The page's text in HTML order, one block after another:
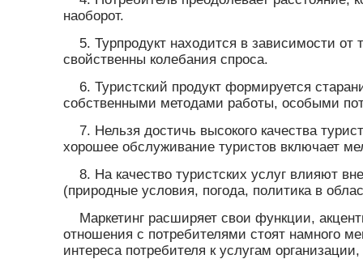
наоборот.
5. Турпродукт находится в зависимости от
свойственны колебания спроса.
6. Туристский продукт формируется
собственными методами работы, особыми
7. Нельзя достичь высокого качества
хорошее обслуживание туристов включает
8. На качество туристских услуг влияют
(природные условия, погода, политика в
Маркетинг расширяет свои функции,
отношения с потребителями стоят намного
интереса потребителя к услугам